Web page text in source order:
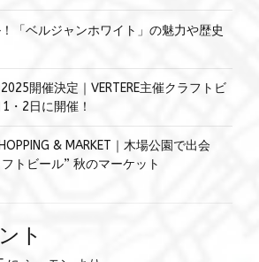
「ベルジャンホワイト」の魅力や歴史
開催決定｜VERTERE主催クラフトビ
・2日に開催！
& MARKET｜木場公園で出会
トビール” 秋のマーケット
ト